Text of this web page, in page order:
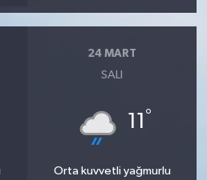
24 MART
SALI
11 °
Orta kuvvetli yağmurlu